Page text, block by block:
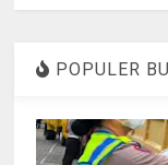
POPULER